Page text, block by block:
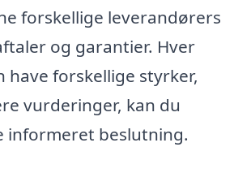
forskellige leverandørers
og garantier. Hver
have forskellige styrker,
vurderinger, kan du
beslutning.